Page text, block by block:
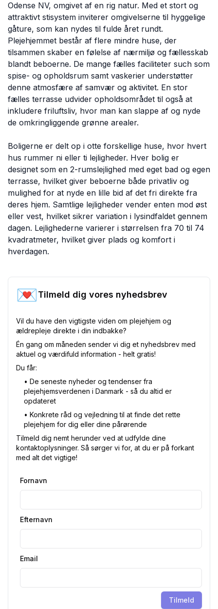
Odense NV, omgivet af en rig natur. Med et stort og
attraktivt stisystem inviterer omgivelserne til hyggelige
gåture, som kan nydes til fulde året rundt.
Plejehjemmet består af flere mindre huse, der
tilsammen skaber en følelse af nærmiljø og fællesskab
blandt beboerne. De mange fælles faciliteter such som
spise- og opholdsrum samt vaskerier understøtter
denne atmosfære af samvær og aktivitet. En stor
fælles terrasse udvider opholdsområdet til også at
inkludere friluftsliv, hvor man kan slappe af og nyde
de omkringliggende grønne arealer.
Boligerne er delt op i otte forskellige huse, hvor hvert
hus rummer ni eller ti lejligheder. Hver bolig er
designet som en 2-rumslejlighed med eget bad og egen
terrasse, hvilket giver beboerne både privatliv og
mulighed for at nyde en lille bid af det fri direkte fra
deres hjem. Samtlige lejligheder vender enten mod øst
eller vest, hvilket sikrer variation i lysindfaldet gennem
dagen. Lejlighederne varierer i størrelsen fra 70 til 74
kvadratmeter, hvilket giver plads og komfort i
hverdagen.
💌Tilmeld dig vores nyhedsbrev
Vil du have den vigtigste viden om plejehjem og
ældrepleje direkte i din indbakke?
Én gang om måneden sender vi dig et nyhedsbrev med
aktuel og værdifuld information - helt gratis!
Du får:
•⁠ De seneste nyheder og tendenser fra
plejehjemsverdenen i Danmark - så du altid er
opdateret
•⁠ Konkrete råd og vejledning til at finde det rette
plejehjem for dig eller dine pårørende
Tilmeld dig nemt herunder ved at udfylde dine
kontaktoplysninger. Så sørger vi for, at du er på forkant
med alt det vigtige!
Fornavn
Efternavn
Email
Tilmeld